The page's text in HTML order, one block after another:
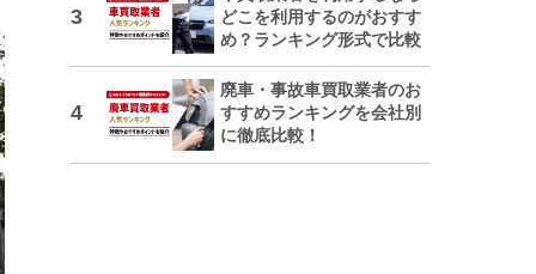
どこを利用するのがおすす
め？ランキング形式で比較
廃車・事故車買取業者のお
すすめランキングを会社別
に徹底比較！